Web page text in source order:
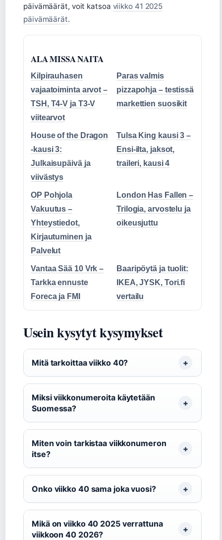
päivämäärät, voit katsoa viikko 41 2025
päivämäärät.
ALA MISSA NAITA
Kilpirauhasen
vajaatoiminta arvot –
TSH, T4-V ja T3-V
viitearvot
Paras valmis
pizzapohja – testissä
markettien suosikit
House of the Dragon
-kausi 3:
Julkaisupäivä ja
viivästys
Tulsa King kausi 3 –
Ensi-ilta, jaksot,
traileri, kausi 4
OP Pohjola
Vakuutus –
Yhteystiedot,
Kirjautuminen ja
Palvelut
London Has Fallen –
Trilogia, arvostelu ja
oikeusjuttu
Vantaa Sää 10 Vrk –
Tarkka ennuste
Foreca ja FMI
Baaripöytä ja tuolit:
IKEA, JYSK, Tori.fi
vertailu
Usein kysytyt kysymykset
Mitä tarkoittaa viikko 40?
Miksi viikkonumeroita käytetään
Suomessa?
Miten voin tarkistaa viikkonumeron
itse?
Onko viikko 40 sama joka vuosi?
Mikä on viikko 40 2025 verrattuna
viikkoon 40 2026?